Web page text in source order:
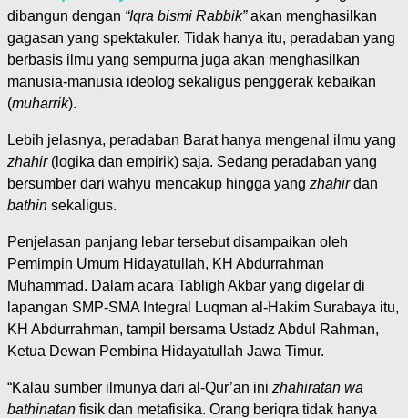
dibangun dengan “Iqra bismi Rabbik”akan menghasilkan
gagasan yang spektakuler. Tidak hanya itu, peradaban yang
berbasis ilmu yang sempurna juga akan menghasilkan
manusia-manusia ideolog sekaligus penggerak kebaikan
(muharrik).
Lebih jelasnya, peradaban Barat hanya mengenal ilmu yang
zhahir(logika dan empirik) saja. Sedang peradaban yang
bersumber dari wahyu mencakup hingga yang zhahirdan
bathin sekaligus.
Penjelasan panjang lebar tersebut disampaikan oleh
Pemimpin Umum Hidayatullah, KH Abdurrahman
Muhammad. Dalam acara Tabligh Akbar yang digelar di
lapangan SMP-SMA Integral Luqman al-Hakim Surabaya itu,
KH Abdurrahman, tampil bersama Ustadz Abdul Rahman,
Ketua Dewan Pembina Hidayatullah Jawa Timur.
“Kalau sumber ilmunya dari al-Qur’an ini zhahiratan wa
bathinatan fisik dan metafisika. Orang beriqra tidak hanya